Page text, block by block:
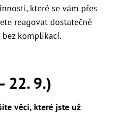
které se vám přes
reagovat dostatečně
komplikací.
22. 9.)
věci, které jste už